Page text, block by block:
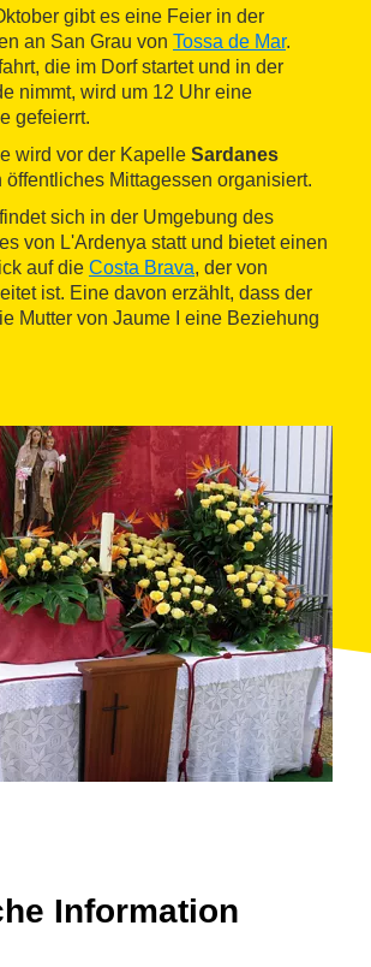
gibt es eine Feier in der
an San Grau von Tossa de Mar.
die im Dorf startet und in der
nimmt, wird um 12 Uhr eine
gefeierrt.
wird vor der Kapelle Sardanes
öffentliches Mittagessen organisiert.
sich in der Umgebung des
von L'Ardenya statt und bietet einen
auf die Costa Brava, der von
ist. Eine davon erzählt, dass der
Mutter von Jaume I eine Beziehung
Information